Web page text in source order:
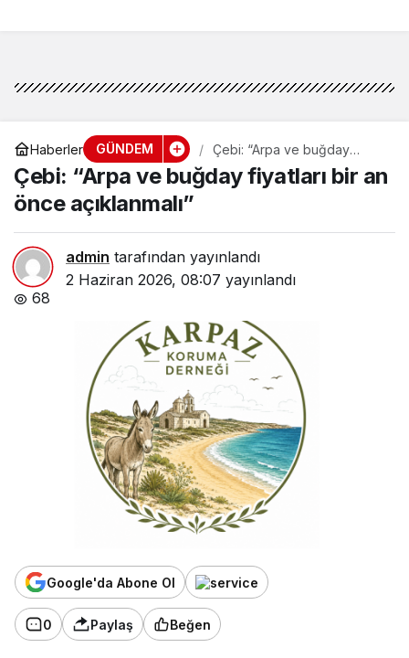
Haberler GÜNDEM
Çebi: “Arpa ve buğday
fiyatları bir an önce
açıklanmalı”
Çebi: “Arpa ve buğday fiyatları bir an
önce açıklanmalı”
admin tarafından yayınlandı
2 Haziran 2026, 08:07 yayınlandı
68
Google'da Abone Ol
0 Paylaş Beğen